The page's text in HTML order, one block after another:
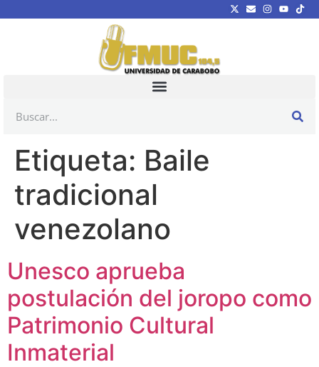
Etiqueta: Baile
tradicional
venezolano
Unesco aprueba
postulación del joropo como
Patrimonio Cultural
Inmaterial